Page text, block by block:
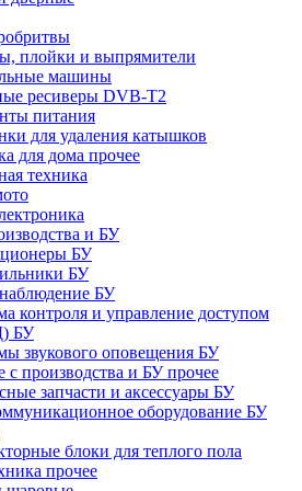
плойки и выпрямители
машины
ресиверы DVB-T2
питания
для удаления катышков
для дома прочее
техника
и БУ
БУ
БУ
БУ
контроля и управление доступом
БУ
звукового оповещения БУ
с производства и БУ прочее
запчасти и аксессуары БУ
оборудование БУ
блоки для теплого пола
прочее